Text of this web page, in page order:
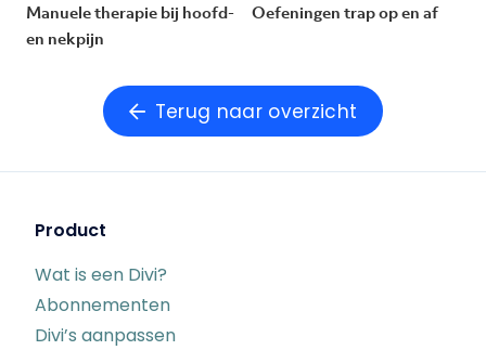
Manuele therapie bij hoofd-
en nekpijn
Oefeningen trap op en af
Terug naar overzicht
Product
Wat is een Divi?
Abonnementen
Divi’s aanpassen